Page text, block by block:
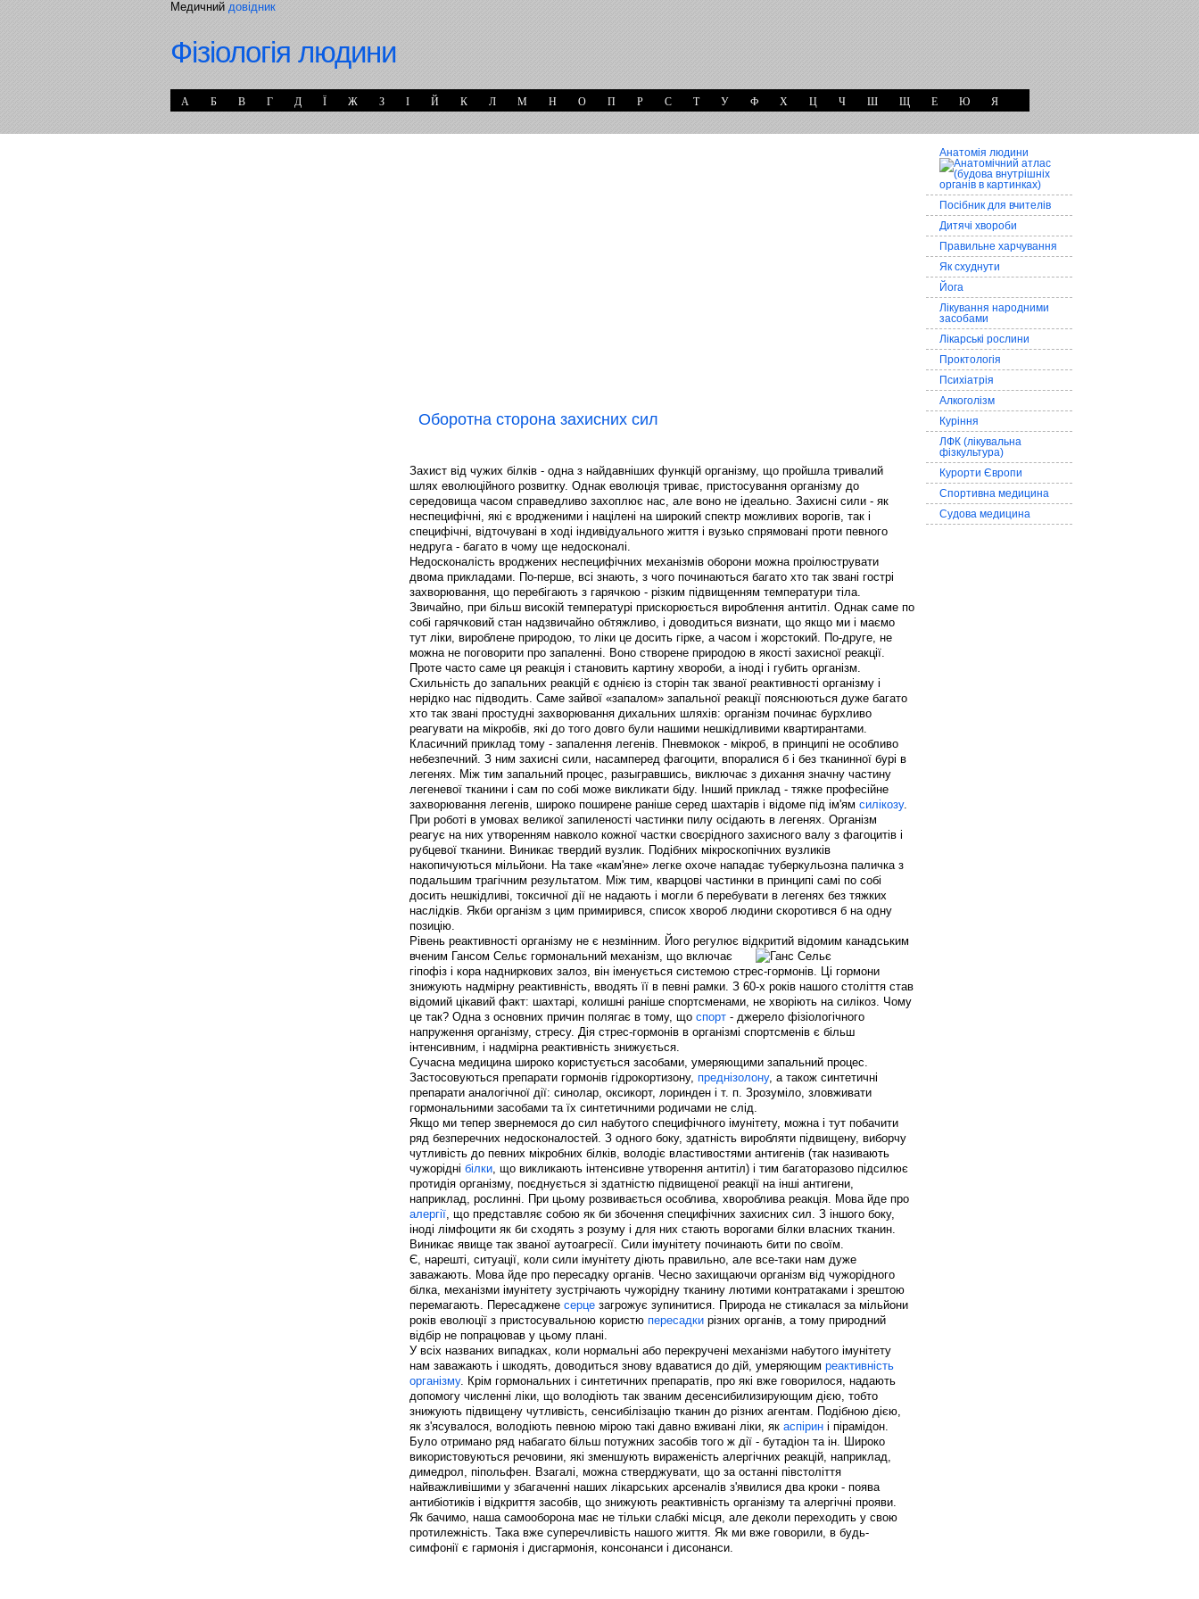
Медичнийдовідник
Фізіологія людини
А Б В Г Д Ї Ж З І Й К Л М Н О П Р С Т У Ф Х Ц Ч Ш Щ Е Ю Я
Оборотна сторона захисних сил
Захист від чужих білків - одна з найдавніших функцій організму, що пройшла тривалий
шлях еволюційного розвитку. Однак еволюція триває, пристосування організму до
середовища часом справедливо захоплює нас, але воно не ідеально. Захисні сили - як
неспецифічні, які є вродженими і націлені на широкий спектр можливих ворогів, так і
специфічні, відточувані в ході індивідуального життя і вузько спрямовані проти певного
недруга - багато в чому ще недосконалі.
Недосконалість вроджених неспецифічних механізмів оборони можна проілюструвати
двома прикладами. По-перше, всі знають, з чого починаються багато хто так звані гострі
захворювання, що перебігають з гарячкою - різким підвищенням температури тіла.
Звичайно, при більш високій температурі прискорюється вироблення антитіл. Однак саме по
собі гарячковий стан надзвичайно обтяжливо, і доводиться визнати, що якщо ми і маємо
тут ліки, вироблене природою, то ліки це досить гірке, а часом і жорстокий. По-друге, не
можна не поговорити про запаленні. Воно створене природою в якості захисної реакції.
Проте часто саме ця реакція і становить картину хвороби, а іноді і губить організм.
Схильність до запальних реакцій є однією із сторін так званої реактивності організму і
нерідко нас підводить. Саме зайвої «запалом» запальної реакції пояснюються дуже багато
хто так звані простудні захворювання дихальних шляхів: організм починає бурхливо
реагувати на мікробів, які до того довго були нашими нешкідливими квартирантами.
Класичний приклад тому - запалення легенів. Пневмокок - мікроб, в принципі не особливо
небезпечний. З ним захисні сили, насамперед фагоцити, впоралися б і без тканинної бурі в
легенях. Між тим запальний процес, разыгравшись, виключає з дихання значну частину
легеневої тканини і сам по собі може викликати біду. Інший приклад - тяжке професійне
захворювання легенів, широко поширене раніше серед шахтарів і відоме під ім'ям силікозу.
При роботі в умовах великої запиленості частинки пилу осідають в легенях. Організм
реагує на них утворенням навколо кожної частки своєрідного захисного валу з фагоцитів і
рубцевої тканини. Виникає твердий вузлик. Подібних мікроскопічних вузликів
накопичуються мільйони. На таке «кам'яне» легке охоче нападає туберкульозна паличка з
подальшим трагічним результатом. Між тим, кварцові частинки в принципі самі по собі
досить нешкідливі, токсичної дії не надають і могли б перебувати в легенях без тяжких
наслідків. Якби організм з цим примирився, список хвороб людини скоротився б на одну
позицію.
Рівень реактивності організму не є незмінним. Його регулює відкритий відомим канадським
вченим Гансом Сельє гормональний механізм, що включає
гіпофіз і кора надниркових залоз, він іменується системою стрес-гормонів. Ці гормони
знижують надмірну реактивність, вводять її в певні рамки. З 60-х років нашого століття став
відомий цікавий факт: шахтарі, колишні раніше спортсменами, не хворіють на силікоз. Чому
це так? Одна з основних причин полягає в тому, що спорт - джерело фізіологічного
напруження організму, стресу. Дія стрес-гормонів в організмі спортсменів є більш
інтенсивним, і надмірна реактивність знижується.
Сучасна медицина широко користується засобами, умеряющими запальний процес.
Застосовуються препарати гормонів гідрокортизону, преднізолону, а також синтетичні
препарати аналогічної дії: синолар, оксикорт, лоринден і т. п. Зрозуміло, зловживати
гормональними засобами та їх синтетичними родичами не слід.
Якщо ми тепер звернемося до сил набутого специфічного імунітету, можна і тут побачити
ряд безперечних недосконалостей. З одного боку, здатність виробляти підвищену, виборчу
чутливість до певних мікробних білків, володіє властивостями антигенів (так називають
чужорідні білки, що викликають інтенсивне утворення антитіл) і тим багаторазово підсилює
протидія організму, поєднується зі здатністю підвищеної реакції на інші антигени,
наприклад, рослинні. При цьому розвивається особлива, хвороблива реакція. Мова йде про
алергії, що представляє собою як би збочення специфічних захисних сил. З іншого боку,
іноді лімфоцити як би сходять з розуму і для них стають ворогами білки власних тканин.
Виникає явище так званої аутоагресії. Сили імунітету починають бити по своїм.
Є, нарешті, ситуації, коли сили імунітету діють правильно, але все-таки нам дуже
заважають. Мова йде про пересадку органів. Чесно захищаючи організм від чужорідного
білка, механізми імунітету зустрічають чужорідну тканину лютими контратаками і зрештою
перемагають. Пересаджене серце загрожує зупинитися. Природа не стикалася за мільйони
років еволюції з пристосувальною користю пересадки різних органів, а тому природний
відбір не попрацював у цьому плані.
У всіх названих випадках, коли нормальні або перекручені механізми набутого імунітету
нам заважають і шкодять, доводиться знову вдаватися до дій, умеряющим реактивність
організму. Крім гормональних і синтетичних препаратів, про які вже говорилося, надають
допомогу численні ліки, що володіють так званим десенсибилизирующим дією, тобто
знижують підвищену чутливість, сенсибілізацію тканин до різних агентам. Подібною дією,
як з'ясувалося, володіють певною мірою такі давно вживані ліки, як аспірин і пірамідон.
Було отримано ряд набагато більш потужних засобів того ж дії - бутадіон та ін. Широко
використовуються речовини, які зменшують вираженість алергічних реакцій, наприклад,
димедрол, піпольфен. Взагалі, можна стверджувати, що за останні півстоліття
найважливішими у збагаченні наших лікарських арсеналів з'явилися два кроки - поява
антибіотиків і відкриття засобів, що знижують реактивність організму та алергічні прояви.
Як бачимо, наша самооборона має не тільки слабкі місця, але деколи переходить у свою
протилежність. Така вже суперечливість нашого життя. Як ми вже говорили, в будь-
симфонії є гармонія і дисгармонія, консонанси і дисонанси.
Анатомія людини
Посібник для вчителів
Дитячі хвороби
Правильне харчування
Як схуднути
Йога
Лікування народними
засобами
Лікарські рослини
Проктологія
Психіатрія
Алкоголізм
Куріння
ЛФК (лікувальна
фізкультура)
Курорти Європи
Спортивна медицина
Судова медицина